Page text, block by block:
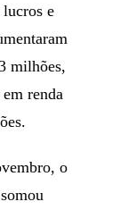
e
milhões,
renda
o